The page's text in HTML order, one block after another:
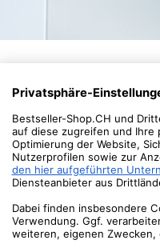
Spezialschwamm
dabei kraftvoll gegen
der Anwendung setzt
in nur einem
Kraft- und
Reinigung.
anwendbar.